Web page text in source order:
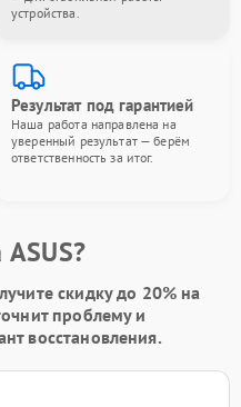
устройства.
Результат под гарантией
Наша работа направлена на
уверенный результат — берём
ответственность за итог.
скидку до 20% на
проблему и
восстановления.